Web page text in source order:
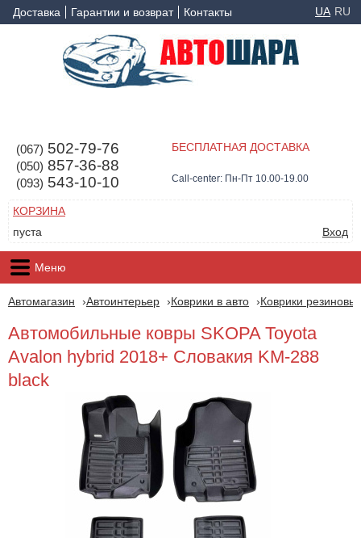
Доставка Гарантии и возврат Контакты UA RU
(067) 502-79-76
(050) 857-36-88
(093) 543-10-10
БЕСПЛАТНАЯ ДОСТАВКА
Call-center: Пн-Пт 10.00-19.00
КОРЗИНА
пуста
Вход
Меню
Автомагазин Автоинтерьер Коврики в авто Коврики
Автомобильные ковры SKOPA Toyota
Avalon hybrid 2018+ Словакия KM-288
black